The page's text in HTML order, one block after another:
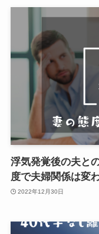
浮気発覚後の夫と
度で夫婦関係は変
2022年12月30日